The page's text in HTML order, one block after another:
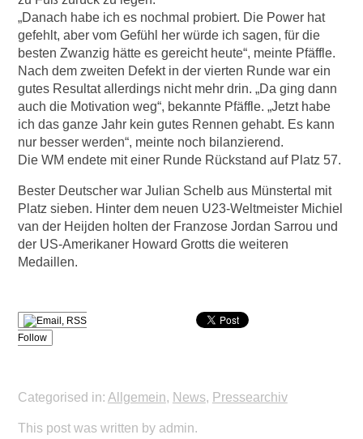
„Danach habe ich es nochmal probiert. Die Power hat
gefehlt, aber vom Gefühl her würde ich sagen, für die
besten Zwanzig hätte es gereicht heute“, meinte Pfäffle.
Nach dem zweiten Defekt in der vierten Runde war ein
gutes Resultat allerdings nicht mehr drin. „Da ging dann
auch die Motivation weg“, bekannte Pfäffle. „Jetzt habe
ich das ganze Jahr kein gutes Rennen gehabt. Es kann
nur besser werden“, meinte noch bilanzierend.
Die WM endete mit einer Runde Rückstand auf Platz 57.
Bester Deutscher war Julian Schelb aus Münstertal mit
Platz sieben. Hinter dem neuen U23-Weltmeister Michiel
van der Heijden holten der Franzose Jordan Sarrou und
der US-Amerikaner Howard Grotts die weiteren
Medaillen.
Follow
Categorised in: Allgemein, News, Pressearchiv
This post was written by admin.